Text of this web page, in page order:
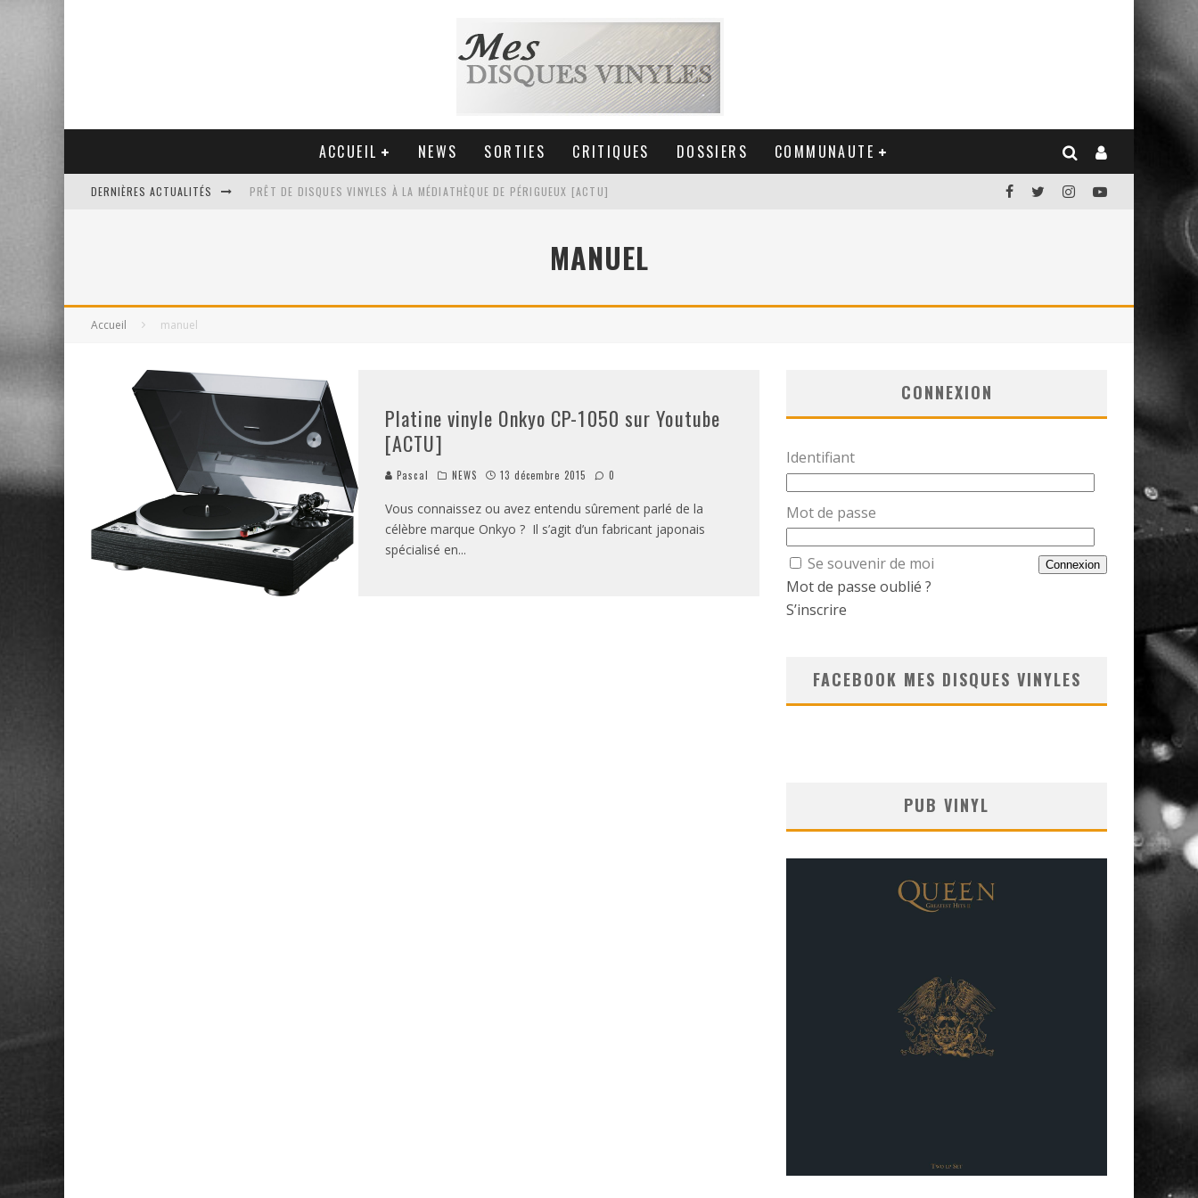
ACCUEIL NEWS SORTIES CRITIQUES DOSSIERS COMMUNAUTE
DERNIÈRES ACTUALITÉS PRÊT DE DISQUES VINYLES À LA MÉDIATHÈQUE DE PÉRIGUEUX [ACTU]
VENTE AUX ENCHÈRES D'UNE COLLECTION DE 6000 VINYLESMANUEL
Accueil manuel
Platine vinyle Onkyo CP-1050 sur Youtube
[ACTU]
Pascal NEWS 13 décembre 2015 0
Vous connaissez ou avez entendu sûrement parlé de la
célèbre marque Onkyo ? Il s’agit d’un fabricant japonais
spécialisé en...
CONNEXION
Identifiant
Mot de passe
Se souvenir de moi
Mot de passe oublié ?
S’inscrire
FACEBOOK MES DISQUES VINYLES
PUB VINYL